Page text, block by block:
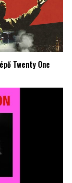
Twenty One